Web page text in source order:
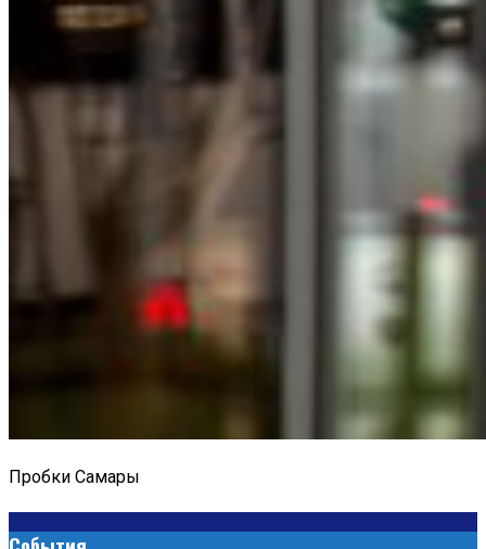
Пробки Самары